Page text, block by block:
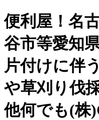
便利屋！名
谷市等愛知
片付けに伴
や草刈り伐
他何でも(株